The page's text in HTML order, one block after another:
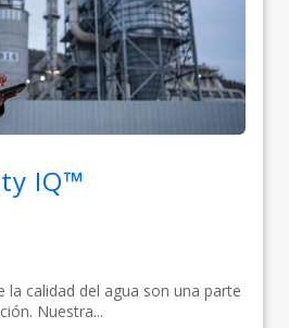
IQ™
la calidad del agua son una parte
Nuestra...